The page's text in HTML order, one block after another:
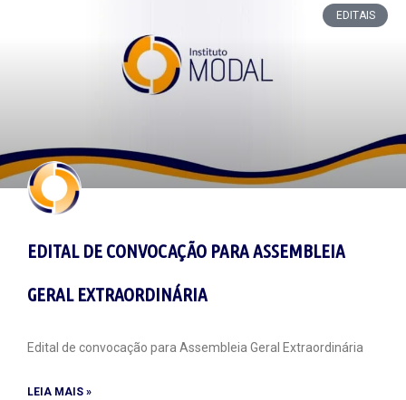
EDITAIS
EDITAL DE CONVOCAÇÃO PARA ASSEMBLEIA
GERAL EXTRAORDINÁRIA
Edital de convocação para Assembleia Geral Extraordinária
LEIA MAIS »